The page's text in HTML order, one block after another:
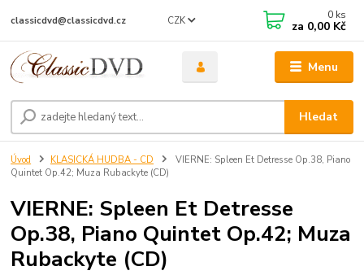
Menu
CZK
Hledat
classicdvd@classicdvd.cz 0 ks
za 0,00 Kč
Úvod KLASICKÁ HUDBA - CD
VIERNE: Spleen Et Detresse Op.38, Piano
Quintet Op.42; Muza Rubackyte (CD)
VIERNE: Spleen Et Detresse
Op.38, Piano Quintet Op.42; Muza
Rubackyte (CD)